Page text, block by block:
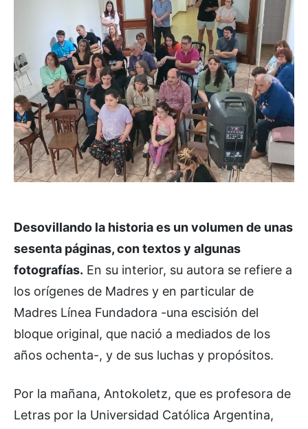
Desovillando la historia es un volumen de unas
sesenta páginas, con textos y algunas
fotografías. En su interior, su autora se refiere a
los orígenes de Madres y en particular de
Madres Línea Fundadora -una escisión del
bloque original, que nació a mediados de los
años ochenta-, y de sus luchas y propósitos.
Por la mañana, Antokoletz, que es profesora de
Letras por la Universidad Católica Argentina,